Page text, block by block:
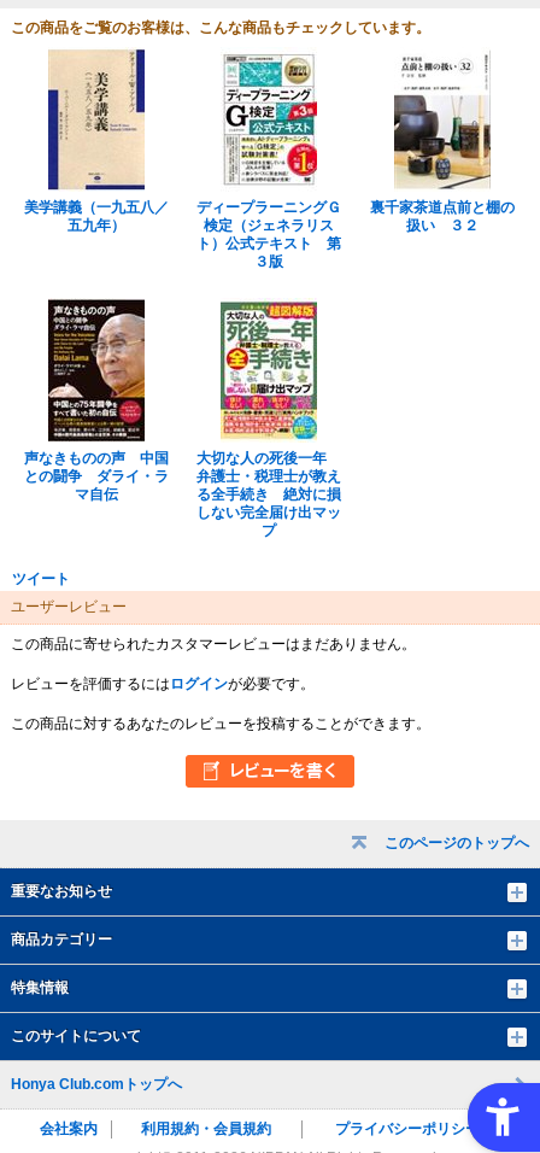
このページのトップへ
重要なお知らせ
商品カテゴリー
特集情報
このサイトについて
この商品をご覧のお客様は、こんな商品もチェックしています。
美学講義（一九五八／
五九年）
ディープラーニングＧ
検定（ジェネラリス
ト）公式テキスト 第
３版
裏千家茶道点前と棚の
扱い ３２
声なきものの声 中国
との闘争 ダライ・ラ
マ自伝
大切な人の死後一年
弁護士・税理士が教え
る全手続き 絶対に損
しない完全届け出マッ
プ
ツイート
ユーザーレビュー
この商品に寄せられたカスタマーレビューはまだありません。
レビューを評価するには ログインが必要です。
この商品に対するあなたのレビューを投稿することができます。
Honya Club.comトップへ
会社案内 利用規約・会員規約
プライバシーポリシー